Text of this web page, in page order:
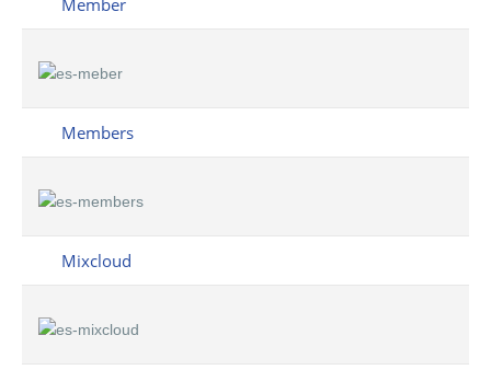
Member
Members
Mixcloud